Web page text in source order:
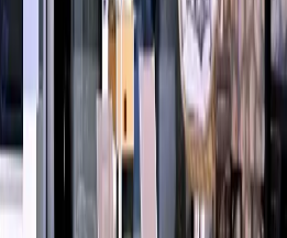
+90(541) 844-3312